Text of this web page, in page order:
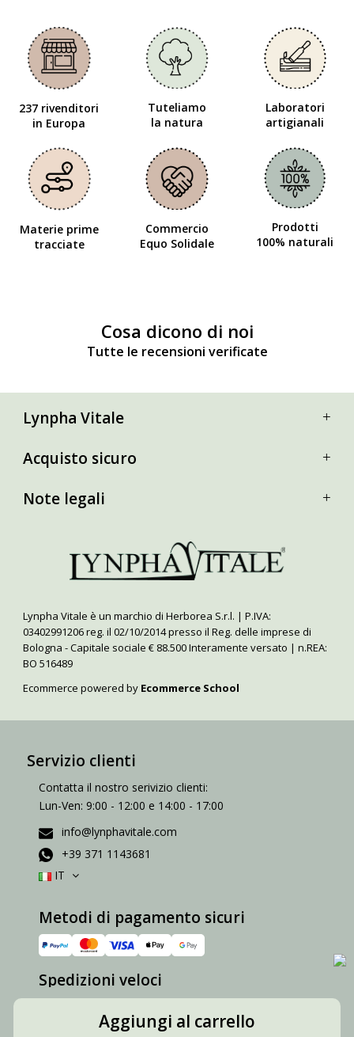
Aggiungi al carrello
237 rivenditori
in Europa
Tuteliamo
la natura
Laboratori
artigianali
Materie prime
tracciate
Commercio
Equo Solidale
Prodotti
100% naturali
Cosa dicono di noi
Tutte le recensioni verificate
Lynpha Vitale
Acquisto sicuro
Note legali
Lynpha Vitale è un marchio di Herborea S.r.l. | P.IVA:
03402991206 reg. il 02/10/2014 presso il Reg. delle imprese di
Bologna - Capitale sociale € 88.500 Interamente versato | n.REA:
BO 516489
Ecommerce powered by Ecommerce School
Servizio clienti
Contatta il nostro serivizio clienti:
Lun-Ven: 9:00 - 12:00 e 14:00 - 17:00
info@lynphavitale.com
+39 371 1143681
IT
Metodi di pagamento sicuri
Spedizioni veloci